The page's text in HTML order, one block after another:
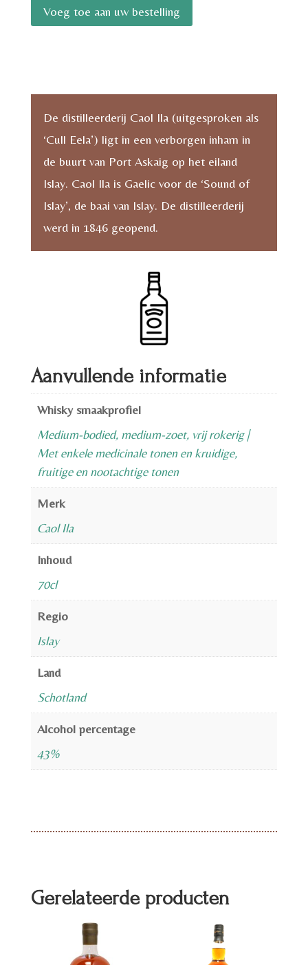
Caol
Ila
2023
aantal
Voeg toe aan uw bestelling
De distilleerderij Caol Ila (uitgesproken als
‘Cull Eela’) ligt in een verborgen inham in
de buurt van Port Askaig op het eiland
Islay. Caol Ila is Gaelic voor de ‘Sound of
Islay’, de baai van Islay. De distilleerderij
werd in 1846 geopend.
Aanvullende informatie
Whisky smaakprofiel
Medium-bodied, medium-zoet, vrij rokerig |
Met enkele medicinale tonen en kruidige,
fruitige en nootachtige tonen
Merk
Caol Ila
Inhoud
70cl
Regio
Islay
Land
Schotland
Alcohol percentage
43%
Gerelateerde producten